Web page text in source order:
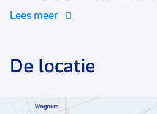
profielen/gevelelementen met een
medewerkers maken het mogelijke een
product te fabriceren. Door de ervaring
bedrijf "flexibiliteit, korte levertijden en
Lees meer
De locatie